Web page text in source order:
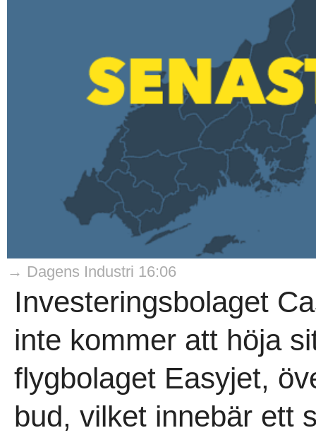
→ Dagens Industri 16:06
Investeringsbolaget
inte kommer att höja
flygbolaget Easyjet,
bud, vilket innebär ett